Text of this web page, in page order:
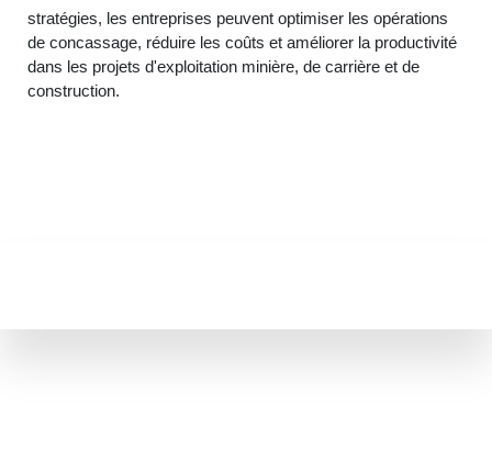
stratégies, les entreprises peuvent optimiser les opérations
de concassage, réduire les coûts et améliorer la productivité
dans les projets d'exploitation minière, de carrière et de
construction.